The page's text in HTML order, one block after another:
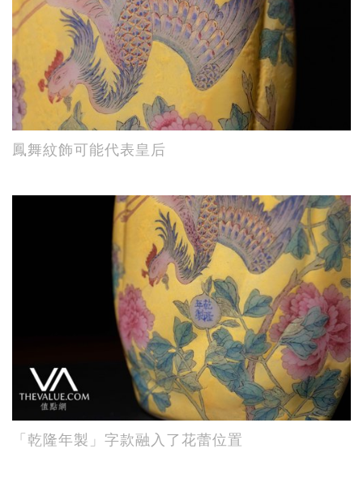
鳳舞紋飾可能代表皇后
「乾隆年製」字款融入了花蕾位置